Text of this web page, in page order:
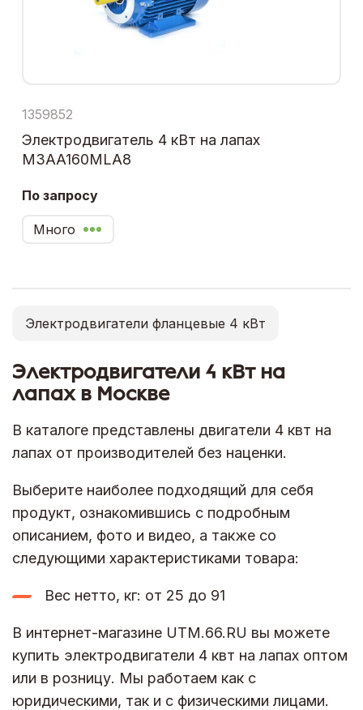
1359852
Электродвигатель 4 кВт на лапах
M3AA160MLA8
По запросу
Много
Электродвигатели фланцевые 4 кВт
Электродвигатели 4 кВт на
лапах в Москве
В каталоге представлены двигатели 4 квт на
лапах от производителей без наценки.
Выберите наиболее подходящий для себя
продукт, ознакомившись с подробным
описанием, фото и видео, а также со
следующими характеристиками товара:
Вес нетто, кг: от 25 до 91
В интернет-магазине UTM.66.RU вы можете
купить электродвигатели 4 квт на лапах оптом
или в розницу. Мы работаем как с
юридическими, так и с физическими лицами.